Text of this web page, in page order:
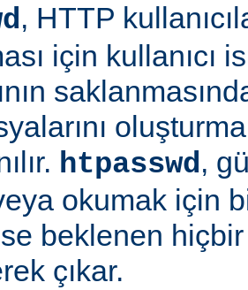
, HTTP
için kullanıcı
htpasswd,
okumak için
beklenen
çıkar.